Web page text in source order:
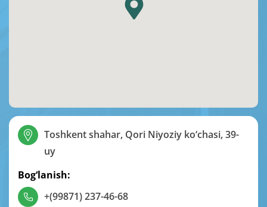
Toshkent shahar, Qori Niyoziy ko‘chasi, 39-
uy
Bog‘lanish:
+(99871) 237-46-68